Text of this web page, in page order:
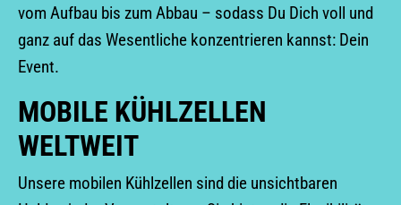
vom Aufbau bis zum Abbau – sodass Du Dich voll und
ganz auf das Wesentliche konzentrieren kannst: Dein
Event.
MOBILE KÜHLZELLEN
WELTWEIT
Unsere mobilen Kühlzellen sind die unsichtbaren